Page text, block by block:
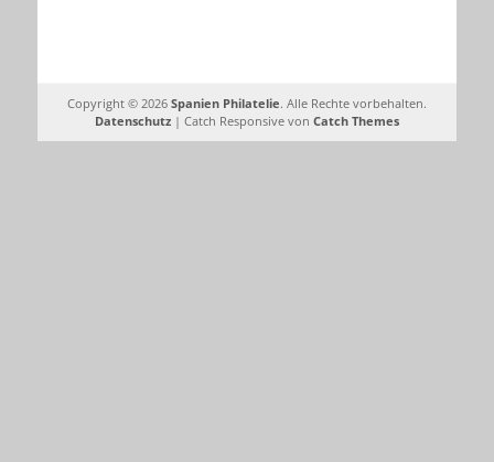
Copyright © 2026 Spanien Philatelie. Alle Rechte vorbehalten.
Datenschutz | Catch Responsive von Catch Themes